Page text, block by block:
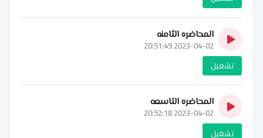
المحاضره الثامنه
2023-04-02 20:51:49
تشغيل
المحاضره التاسعه
2023-04-02 20:52:18
تشغيل